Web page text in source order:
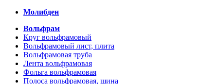
Молибден
Вольфрам
Круг вольфрамовый
Вольфрамовый лист, плита
Вольфрамовая труба
Лента вольфрамовая
Фольга вольфрамовая
Полоса вольфрамовая, шина